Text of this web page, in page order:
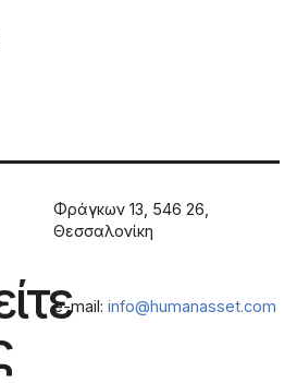
Φράγκων 13, 546 26,
Θεσσαλονίκη
e-mail: info@humanasset.com